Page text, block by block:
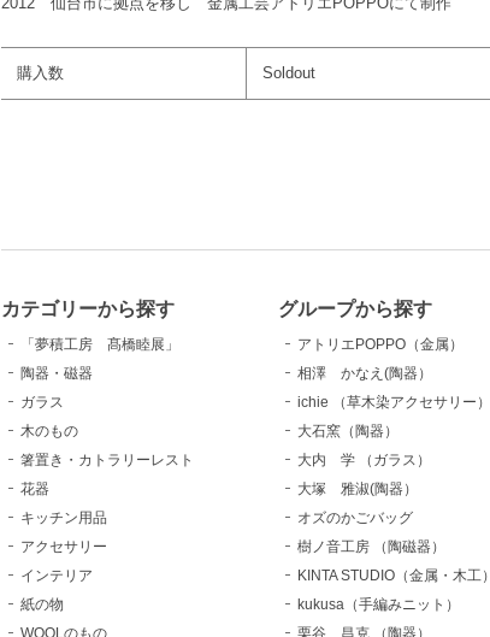
購入数 Soldout
カテゴリーから探す
「夢積工房 髙橋睦展」
陶器・磁器
ガラス
木のもの
箸置き・カトラリーレスト
花器
キッチン用品
アクセサリー
インテリア
紙の物
WOOLのもの
グループから探す
アトリエPOPPO（金属）
相澤 かなえ(陶器）
ichie （草木染アクセサリー）
大石窯（陶器）
大内 学 （ガラス）
大塚 雅淑(陶器）
オズのかごバッグ
樹ノ音工房 （陶磁器）
KINTA STUDIO（金属・木工）
kukusa（手編みニット）
栗谷 昌克 （陶器）